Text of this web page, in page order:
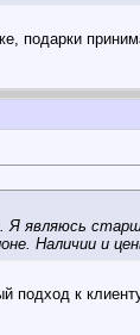
подарки
являюсь
Наличии и
подход к